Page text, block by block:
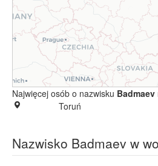
Najwięcej osób o nazwisku Badmaev
Toruń
Nazwisko Badmaev w